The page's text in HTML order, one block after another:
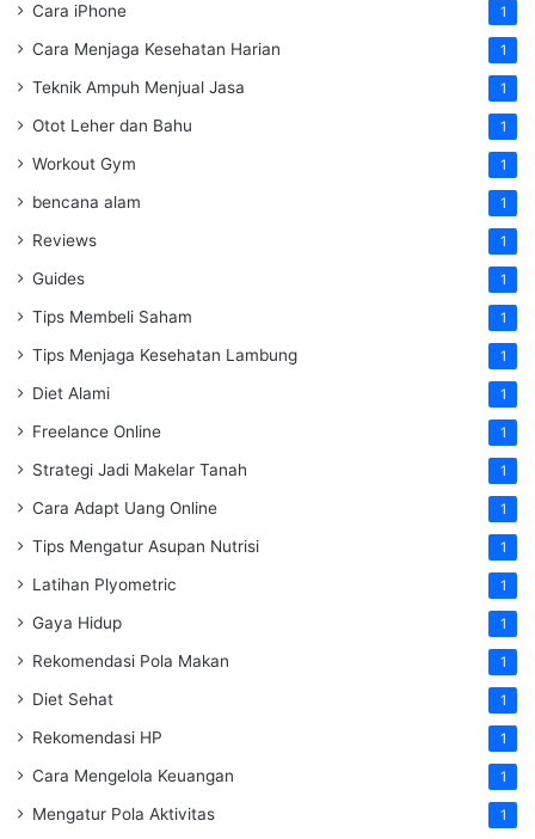
Cara iPhone 1
Cara Menjaga Kesehatan Harian 1
Teknik Ampuh Menjual Jasa 1
Otot Leher dan Bahu 1
Workout Gym 1
bencana alam 1
Reviews 1
Guides 1
Tips Membeli Saham 1
Tips Menjaga Kesehatan Lambung 1
Diet Alami 1
Freelance Online 1
Strategi Jadi Makelar Tanah 1
Cara Adapt Uang Online 1
Tips Mengatur Asupan Nutrisi 1
Latihan Plyometric 1
Gaya Hidup 1
Rekomendasi Pola Makan 1
Diet Sehat 1
Rekomendasi HP 1
Cara Mengelola Keuangan 1
Mengatur Pola Aktivitas 1